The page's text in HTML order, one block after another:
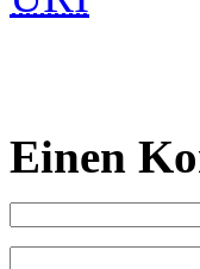
Einen